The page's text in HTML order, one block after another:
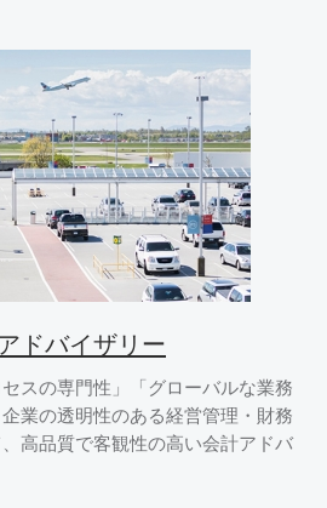
ドバイザリー
セスの専門性」「グローバルな業務
業の透明性のある経営管理・財務
高品質で客観性の高い会計アドバ